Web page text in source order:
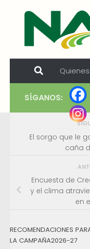
Skip to content
SÍGANOS:
El sorgo que le
caña
Encuesta de
y el clima
en
RECOMENDACIONES
LA CAMPAÑA2026-27